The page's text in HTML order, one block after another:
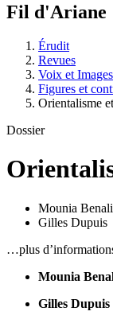
Fil d'Ariane
Érudit
Revues
Voix et Images
Figures et
Orientalisme
Dossier
Mounia
Gilles Dupuis
…plus
Mounia
Gilles Dupuis